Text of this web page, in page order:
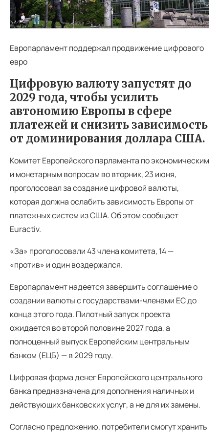
Европарламент поддержал продвижение цифрового
евро
Цифровую валюту запустят до
2029 года, чтобы усилить
автономию Европы в сфере
платежей и снизить зависимость
от доминирования доллара США.
Комитет Европейского парламента по экономическим
и монетарным вопросам во вторник, 23 июня,
проголосовал за создание цифровой валюты,
которая должна ослабить зависимость Европы от
платежных систем из США. Об этом сообщает
Euractiv.
«За» проголосовали 43 члена комитета, 14 —
«против» и один воздержался.
Европарламент надеется завершить соглашение о
создании валюты с государствами-членами ЕС до
конца этого года. Пилотный запуск проекта
ожидается во второй половине 2027 года, а
полноценный выпуск Европейским центральным
банком (ЕЦБ) — в 2029 году.
Цифровая форма денег Европейского центрального
банка предназначена для дополнения наличных и
действующих банковских услуг, а не для их замены.
Согласно предложению, потребители смогут хранить